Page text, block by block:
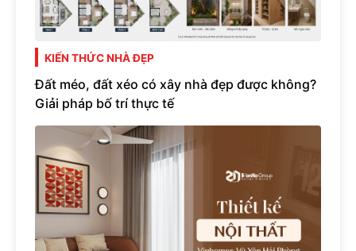
KIẾN THỨC NHÀ ĐẸP
Đất méo, đất xéo có xây nhà đẹp được không?
Giải pháp bố trí thực tế